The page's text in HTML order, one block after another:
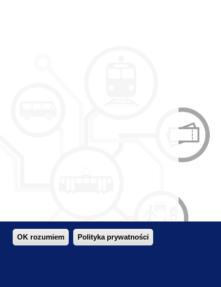
komunikacji zbiorowej.
sytuacji eksploatacyjno - ekonomicznej
OK rozumiem Polityka prywatności